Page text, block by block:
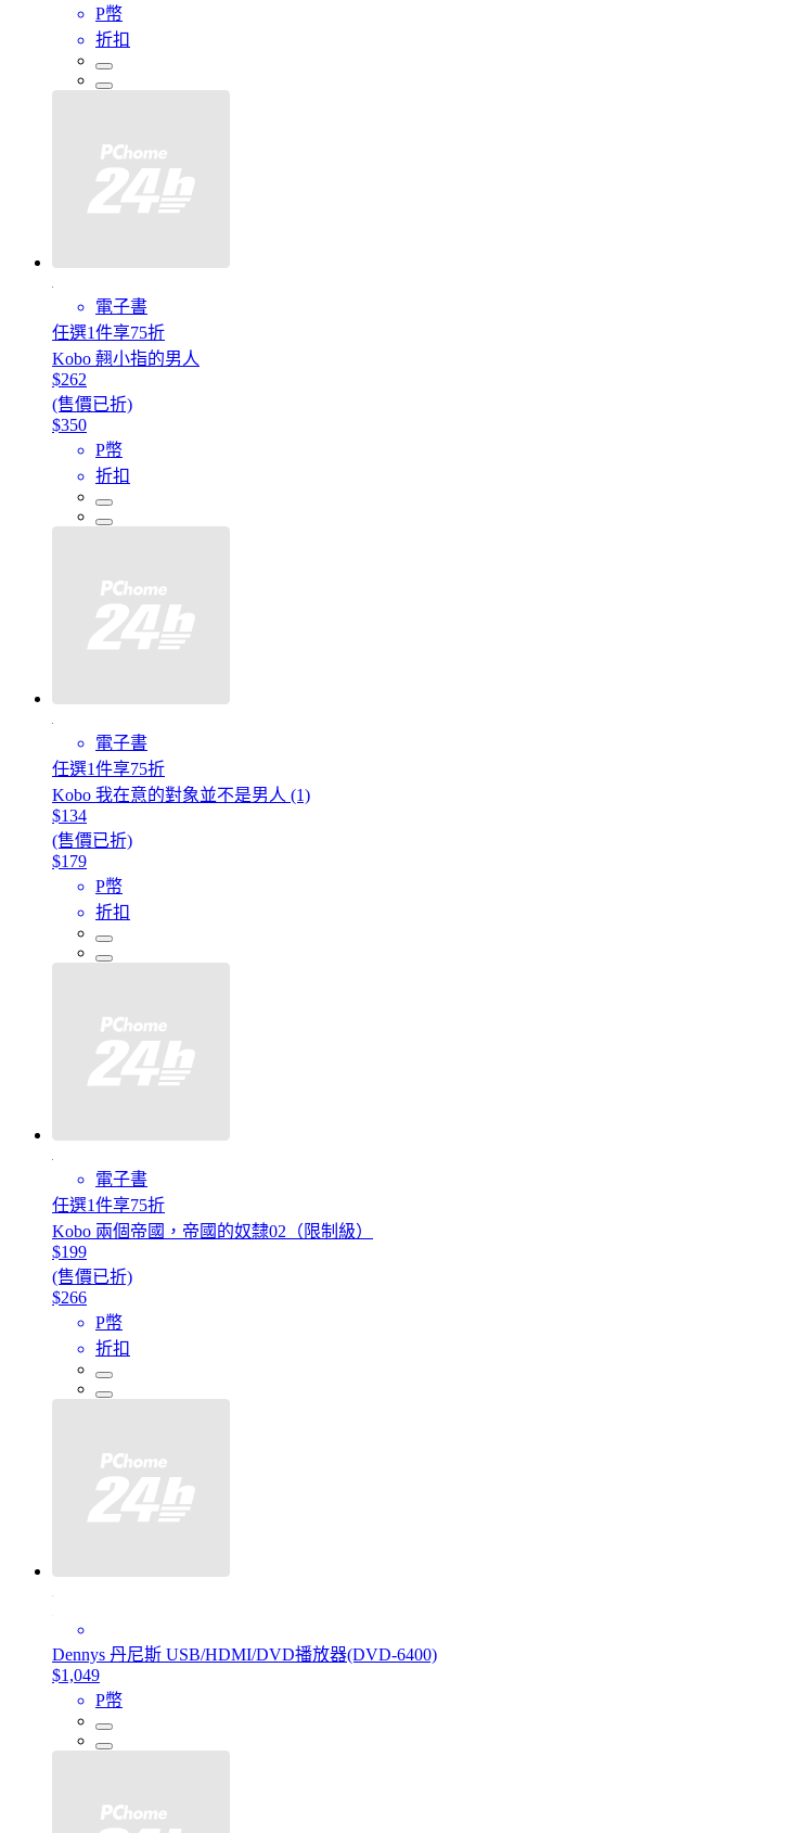
P幣
折扣
電子書
任選1件享75折
Kobo 翹小指的男人
$262
(售價已折)
$350
P幣
折扣
電子書
任選1件享75折
Kobo 我在意的對象並不是男人 (1)
$134
(售價已折)
$179
P幣
折扣
電子書
任選1件享75折
Kobo 兩個帝國，帝國的奴隸02（限制級）
$199
(售價已折)
$266
P幣
折扣
Dennys 丹尼斯 USB/HDMI/DVD播放器(DVD-6400)
$1,049
P幣